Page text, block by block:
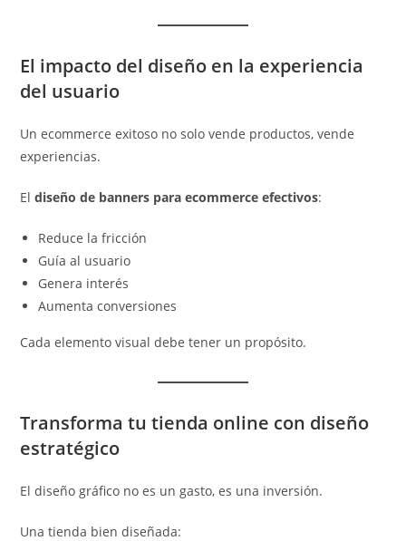
El impacto del diseño en la experiencia
del usuario
Un ecommerce exitoso no solo vende productos, vende
experiencias.
Eldiseño de banners para ecommerce efectivos:
Reduce la fricción
Guía al usuario
Genera interés
Aumenta conversiones
Cada elemento visual debe tener un propósito.
Transforma tu tienda online con diseño
estratégico
El diseño gráfico no es un gasto, es una inversión.
Una tienda bien diseñada: